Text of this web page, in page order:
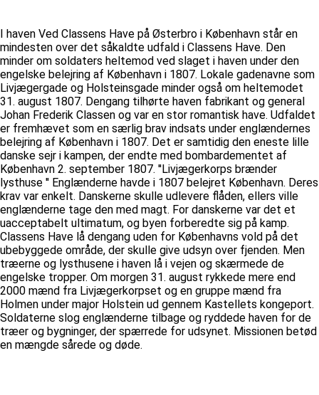
I haven Ved Classens Have på Østerbro i København står en
mindesten over det såkaldte udfald i Classens Have. Den
minder om soldaters heltemod ved slaget i haven under den
engelske belejring af København i 1807. Lokale gadenavne som
Livjægergade og Holsteinsgade minder også om heltemodet
31. august 1807. Dengang tilhørte haven fabrikant og general
Johan Frederik Classen og var en stor romantisk have. Udfaldet
er fremhævet som en særlig brav indsats under englændernes
belejring af København i 1807. Det er samtidig den eneste lille
danske sejr i kampen, der endte med bombardementet af
København 2. september 1807. ''Livjægerkorps brænder
lysthuse '' Englænderne havde i 1807 belejret København. Deres
krav var enkelt. Danskerne skulle udlevere flåden, ellers ville
englænderne tage den med magt. For danskerne var det et
uacceptabelt ultimatum, og byen forberedte sig på kamp.
Classens Have lå dengang uden for Københavns vold på det
ubebyggede område, der skulle give udsyn over fjenden. Men
træerne og lysthusene i haven lå i vejen og skærmede de
engelske tropper. Om morgen 31. august rykkede mere end
2000 mænd fra Livjægerkorpset og en gruppe mænd fra
Holmen under major Holstein ud gennem Kastellets kongeport.
Soldaterne slog englænderne tilbage og ryddede haven for de
træer og bygninger, der spærrede for udsynet. Missionen betød
en mængde sårede og døde.